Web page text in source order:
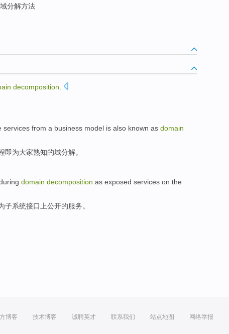
分解方法
decomposition
services from a business model is also known as domain
即为大家熟知的域分解。
domain decomposition as exposed services on the
子系统接口上公开的服务。
博客 技术博客 诚聘英才 联系我们 站点地图 网络举报